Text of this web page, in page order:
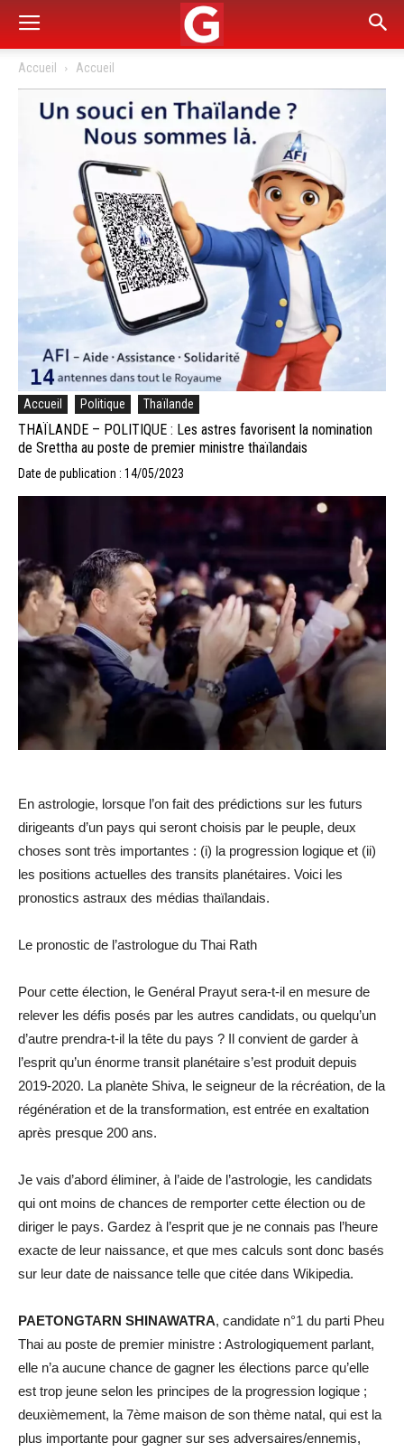
Accueil Accueil
Accueil Politique Thaïlande
THAÏLANDE – POLITIQUE : Les astres favorisent la nomination
de Srettha au poste de premier ministre thaïlandais
Date de publication : 14/05/2023
En astrologie, lorsque l’on fait des prédictions sur les futurs
dirigeants d’un pays qui seront choisis par le peuple, deux
choses sont très importantes : (i) la progression logique et (ii)
les positions actuelles des transits planétaires. Voici les
pronostics astraux des médias thaïlandais.
Le pronostic de l’astrologue du Thai Rath
Pour cette élection, le Genéral Prayut sera-t-il en mesure de
relever les défis posés par les autres candidats, ou quelqu’un
d’autre prendra-t-il la tête du pays ? Il convient de garder à
l’esprit qu’un énorme transit planétaire s’est produit depuis
2019-2020. La planète Shiva, le seigneur de la récréation, de la
régénération et de la transformation, est entrée en exaltation
après presque 200 ans.
Je vais d’abord éliminer, à l’aide de l’astrologie, les candidats
qui ont moins de chances de remporter cette élection ou de
diriger le pays. Gardez à l’esprit que je ne connais pas l’heure
exacte de leur naissance, et que mes calculs sont donc basés
sur leur date de naissance telle que citée dans Wikipedia.
PAETONGTARN SHINAWATRA, candidate n°1 du parti Pheu
Thai au poste de premier ministre : Astrologiquement parlant,
elle n’a aucune chance de gagner les élections parce qu’elle
est trop jeune selon les principes de la progression logique ;
deuxièmement, la 7ème maison de son thème natal, qui est la
plus importante pour gagner sur ses adversaires/ennemis,